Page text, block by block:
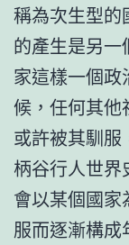
稱為次生型的
的產生是另
家這樣一個政
候，任何其他
或許被其馴
柄谷行人世界
會以某個國家
服而逐漸構